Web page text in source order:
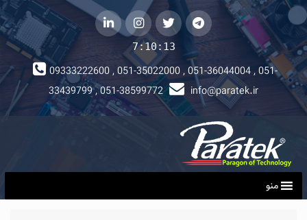
telegramتوییتر instagramلینکداین
7:10:14
09333222600 , 051-35022000 , 051-36044004 , 051-
33439799 , 051-38599772
info@paratek.ir
منو